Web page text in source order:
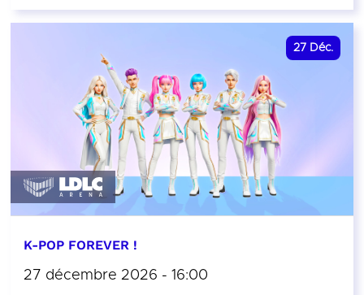
27 Déc.
K-POP FOREVER !
27 décembre 2026 - 16:00